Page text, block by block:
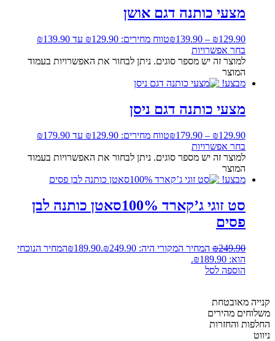
מצעי כותנה דגם אושן
₪129.90
–
₪139.90
טווח מחירים: ⁦₪129.90⁩ עד ⁦₪139.90⁩
בחר אפשרויות
למוצר זה יש מספר סוגים. ניתן לבחור את האפשרויות בעמוד
המוצר
מבצע!
מצעי כותנה דגם ניסן
₪129.90
–
₪179.90
טווח מחירים: ⁦₪129.90⁩ עד ⁦₪179.90⁩
בחר אפשרויות
למוצר זה יש מספר סוגים. ניתן לבחור את האפשרויות בעמוד
המוצר
מבצע!
סט זוגי ג’קארד 100%סאטן כותנה לבן
פסים
₪249.90 המחיר המקורי היה: ₪249.90. ₪189.90
המחיר הנוכחי
הוא: ₪189.90.
הוספה לסל
קנייה מאובטחת
משלוחים מהירים
החלפות והחזרות
ניווט